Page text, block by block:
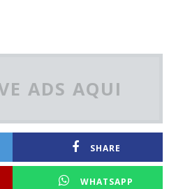
ADS AQUI
SHARE
WHATSAPP